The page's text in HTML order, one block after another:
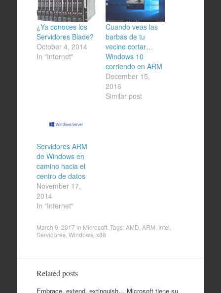
¿Ya conoces los
Servidores Blade?
October 4, 2014
In "Internet"
Cuando veas las
barbas de tu
vecino cortar…
Windows 10
corriendo en ARM
December 15,
2016
Similar post
Servidores ARM
de Windows en
camino hacia el
centro de datos
November 17,
2014
In "Internet"
March 9, 2017 in Microsoft. Tags:AMD ARM Intel
Servidores, Windows, x86
Related posts
Embrace, extend, extinguish… Microsoft tiene su